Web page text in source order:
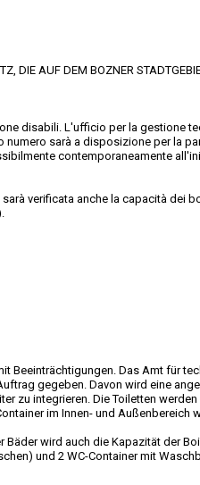
DIE AUF DEM BOZNER
disabili. L'ufficio per la gestione
sarà a disposizione per la
contemporaneamente
verificata anche la capacità dei
Beeinträchtigungen. Das Amt für
gegeben. Davon wird eine
zu integrieren. Die Toiletten
im Innen- und Außenbereich
wird auch die Kapazität der
und 2 WC-Container mit